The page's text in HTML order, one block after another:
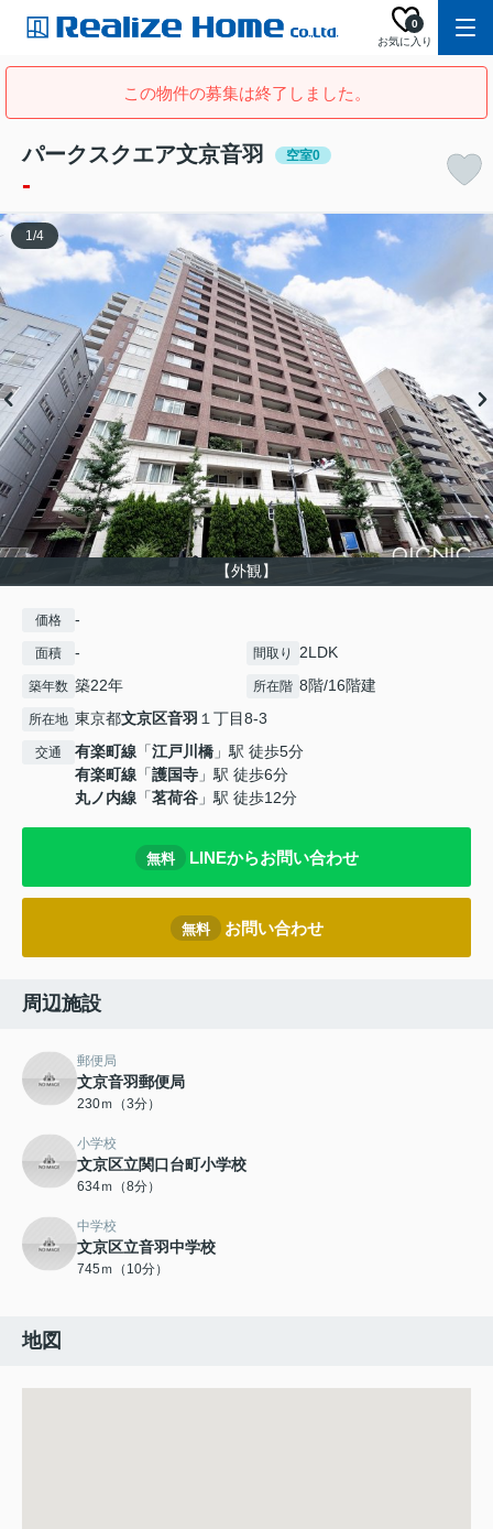
お気に入り
0
この物件の募集は終了しました。
パークスクエア文京音羽 空室0
-
【外観】
1/4
価格 -
面積 - 間取り 2LDK
築年数 築22年 所在階 8階/16階建
所在地 東京都文京区音羽 １丁目8-3
交通 有楽町線 「江戸川橋 」駅 徒歩5分
有楽町線 「護国寺 」駅 徒歩6分
丸ノ内線 「茗荷谷 」駅 徒歩12分
無料 LINEからお問い合わせ
無料 お問い合わせ
周辺施設
郵便局
文京音羽郵便局
230ｍ（3分）
小学校
文京区立関口台町小学校
634ｍ（8分）
中学校
文京区立音羽中学校
745ｍ（10分）
地図